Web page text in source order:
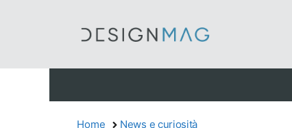
Home News e curiosità